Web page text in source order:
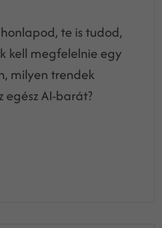
te is tudod,
kell megfelelnie egy
milyen trendek
egész AI-barát?